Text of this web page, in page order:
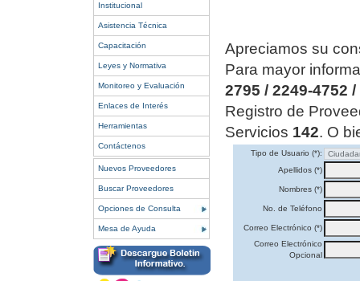
Institucional
Asistencia Técnica
Capacitación
Leyes y Normativa
Monitoreo y Evaluación
Enlaces de Interés
Herramientas
Contáctenos
Nuevos Proveedores
Buscar Proveedores
Opciones de Consulta
Mesa de Ayuda
Apreciamos su
Para mayor
2795 / 2249-4752
Registro de
Servicios 142. O
Tipo de Usuario (*):
Apellidos (*)
Nombres (*)
No. de Teléfono
Correo Electrónico (*)
Correo Electrónico
Opcional